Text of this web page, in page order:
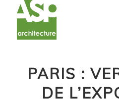
PARIS :
DE